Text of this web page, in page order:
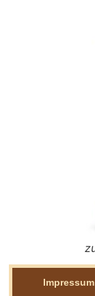
Impressum